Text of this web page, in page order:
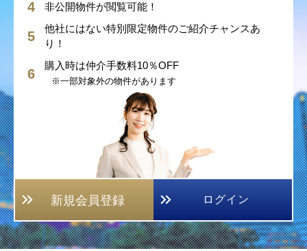
非公開物件が閲覧可能！
他社にはない特別限定物件のご紹介チャンスあ
り！
購入時は仲介手数料10％OFF
※一部対象外の物件があります
新規会員登録 ログイン